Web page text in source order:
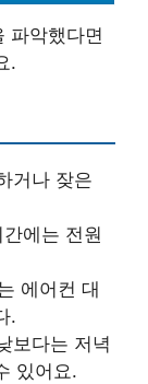
파악했다면
.
거나 잦은
에는 전원
에어컨 대
.
보다는 저녁
있어요.